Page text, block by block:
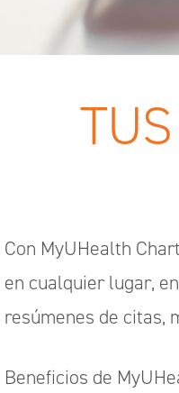
Con MyUHealth
en cualquier lugar,
resúmenes de citas,
Beneficios de